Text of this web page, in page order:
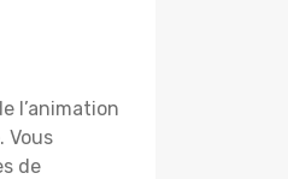
l’animation
Vous
de